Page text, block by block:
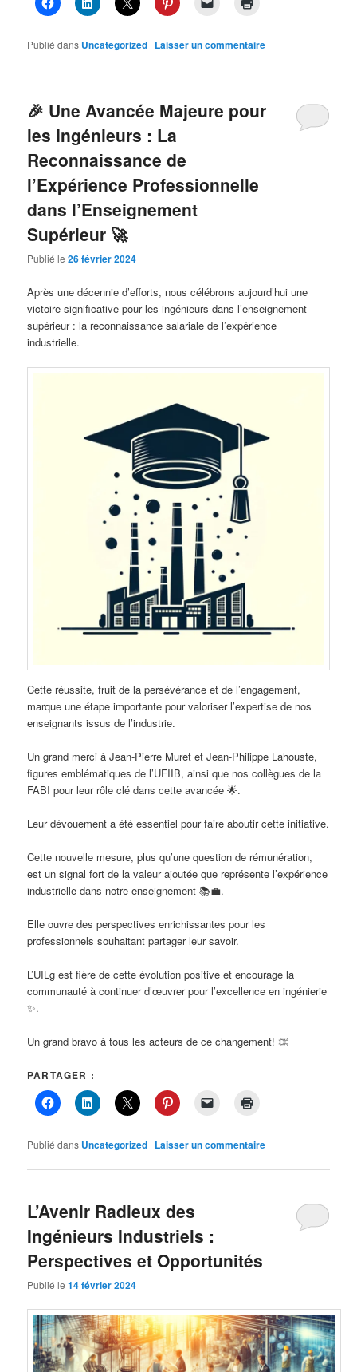
Publié dans Uncategorized | Laisser un commentaire
🎉 Une Avancée Majeure pour
les Ingénieurs : La
Reconnaissance de
l’Expérience Professionnelle
dans l’Enseignement
Supérieur 🚀
Publié le26 février 2024
Après une décennie d’efforts, nous célébrons aujourd’hui une
victoire significative pour les ingénieurs dans l’enseignement
supérieur : la reconnaissance salariale de l’expérience
industrielle.
Cette réussite, fruit de la persévérance et de l’engagement,
marque une étape importante pour valoriser l’expertise de nos
enseignants issus de l’industrie.
Un grand merci à Jean-Pierre Muret et Jean-Philippe Lahouste,
figures emblématiques de l’UFIIB, ainsi que nos collègues de la
FABI pour leur rôle clé dans cette avancée 🌟.
Leur dévouement a été essentiel pour faire aboutir cette initiative.
Cette nouvelle mesure, plus qu’une question de rémunération,
est un signal fort de la valeur ajoutée que représente l’expérience
industrielle dans notre enseignement 📚💼.
Elle ouvre des perspectives enrichissantes pour les
professionnels souhaitant partager leur savoir.
L’UILg est fière de cette évolution positive et encourage la
communauté à continuer d’œuvrer pour l’excellence en ingénierie
✨.
Un grand bravo à tous les acteurs de ce changement! 👏
PARTAGER :
Publié dans Uncategorized | Laisser un commentaire
L’Avenir Radieux des
Ingénieurs Industriels :
Perspectives et Opportunités
Publié le14 février 2024